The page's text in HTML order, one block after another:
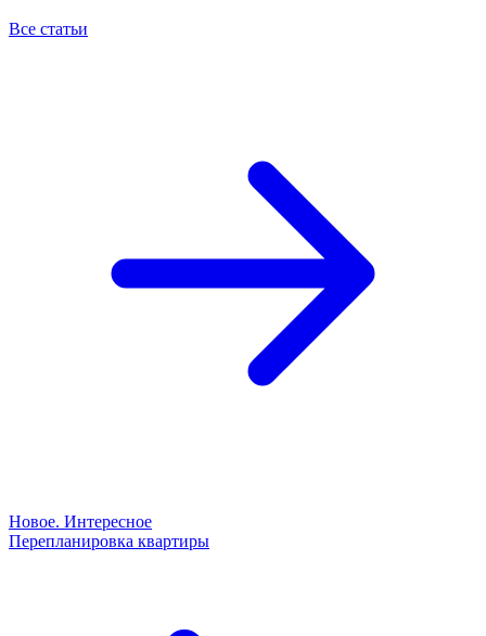
Все статьи
Новое. Интересное
Перепланировка квартиры